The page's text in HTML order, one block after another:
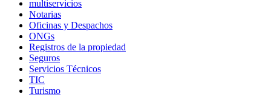
multiservicios
Notarias
Oficinas y Despachos
ONGs
Registros de la propiedad
Seguros
Servicios Técnicos
TIC
Turismo